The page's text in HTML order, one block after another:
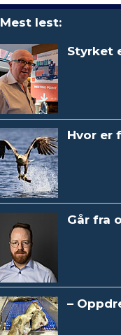
Mest lest:
Styrket
Hvor er
Går fra
–